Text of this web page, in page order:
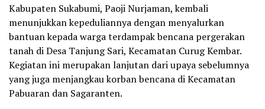
Kabupaten Sukabumi, Paoji Nurjaman, kembali
menunjukkan kepeduliannya dengan menyalurkan
bantuan kepada warga terdampak bencana pergerakan
tanah di Desa Tanjung Sari, Kecamatan Curug Kembar.
Kegiatan ini merupakan lanjutan dari upaya sebelumnya
yang juga menjangkau korban bencana di Kecamatan
Pabuaran dan Sagaranten.